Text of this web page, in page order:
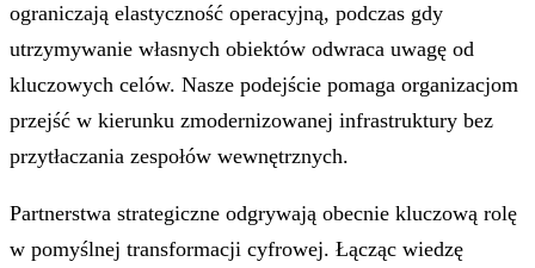
ograniczają elastyczność operacyjną, podczas gdy
utrzymywanie własnych obiektów odwraca uwagę od
kluczowych celów. Nasze podejście pomaga organizacjom
przejść w kierunku zmodernizowanej infrastruktury bez
przytłaczania zespołów wewnętrznych.
Partnerstwa strategiczne odgrywają obecnie kluczową rolę
w pomyślnej transformacji cyfrowej. Łącząc wiedzę